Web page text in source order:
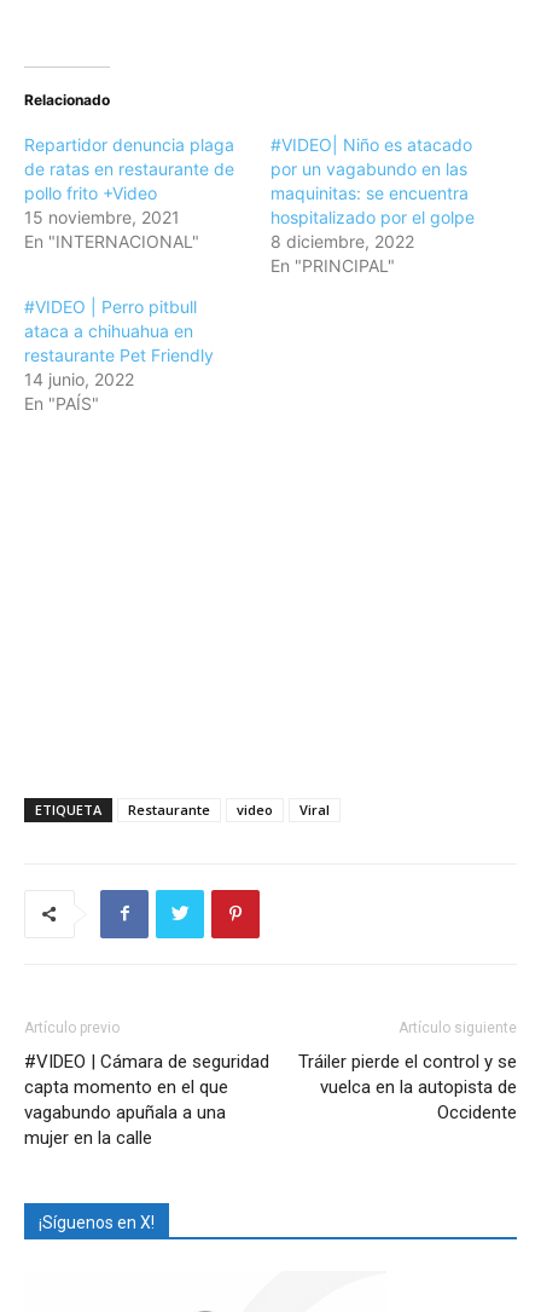
Relacionado
Repartidor denuncia plaga
de ratas en restaurante de
pollo frito +Video
15 noviembre, 2021
En "INTERNACIONAL"
#VIDEO| Niño es atacado
por un vagabundo en las
maquinitas: se encuentra
hospitalizado por el golpe
8 diciembre, 2022
En "PRINCIPAL"
#VIDEO | Perro pitbull
ataca a chihuahua en
restaurante Pet Friendly
14 junio, 2022
En "PAÍS"
ETIQUETA Restaurante video Viral
Artículo previo
#VIDEO | Cámara de seguridad
capta momento en el que
vagabundo apuñala a una
mujer en la calle
Artículo siguiente
Tráiler pierde el control y se
vuelca en la autopista de
Occidente
¡Síguenos en X!